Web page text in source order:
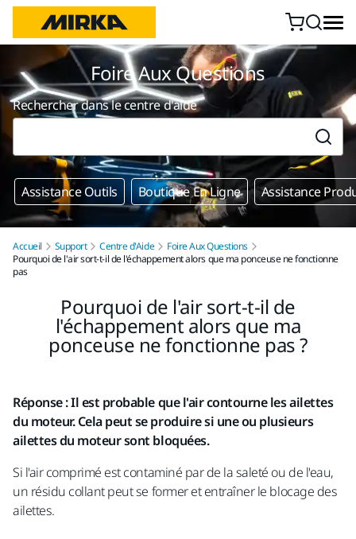
Foire Aux Questions
Rechercher dans le centre d'aide
Assistance Outils Boutique En Ligne Assistance
Accueil Support Centre d'Aide
Foire Aux Questions
Pourquoi de l'air sort-t-il de l'échappement alors que ma ponceuse ne fonctionne
pas
Pourquoi de l'air sort-t-il de
l'échappement alors que ma
ponceuse ne fonctionne pas ?
Réponse : Il est probable que l'air contourne les ailettes
du moteur. Cela peut se produire si une ou plusieurs
ailettes du moteur sont bloquées.
Si l'air comprimé est contaminé par de la saleté ou de l'eau,
un résidu collant peut se former et entraîner le blocage des
ailettes.